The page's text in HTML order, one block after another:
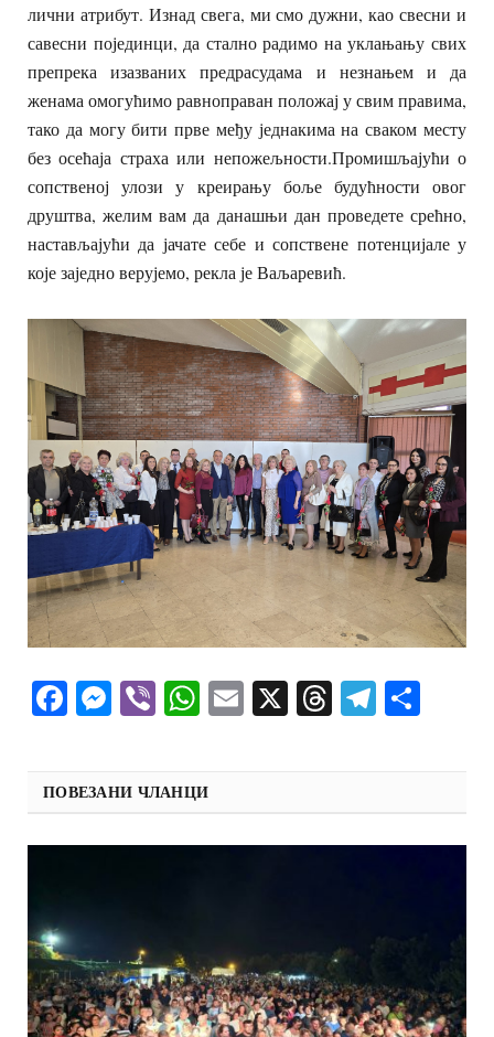
лични атрибут. Изнад свега, ми смо дужни, као свесни и
савесни појединци, да стално радимо на уклањању свих
препрека изазваних предрасудама и незнањем и да
женама омогућимо равноправан положај у свим правима,
тако да могу бити прве међу једнакима на сваком месту
без осећаја страха или непожељности.Промишљајући о
сопственој улози у креирању боље будућности овог
друштва, желим вам да данашњи дан проведете срећно,
настављајући да јачате себе и сопствене потенцијале у
које заједно верујемо, рекла је Ваљаревић.
Facebook
Messenger
ViberWhatsApp
Email
X Threads
ПОВЕЗАНИ ЧЛАНЦИ